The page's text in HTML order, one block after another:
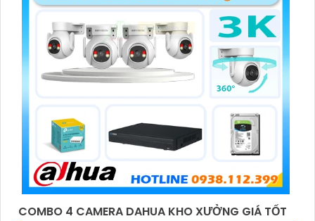
COMBO 4 CAMERA DAHUA KHO XƯỞNG GIÁ TỐT